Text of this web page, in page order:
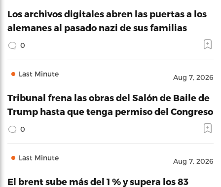
Los archivos digitales abren las puertas a los
alemanes al pasado nazi de sus familias
0
Last Minute Aug 7, 2026
Tribunal frena las obras del Salón de Baile de
Trump hasta que tenga permiso del Congreso
0
Last Minute Aug 7, 2026
El brent sube más del 1 % y supera los 83